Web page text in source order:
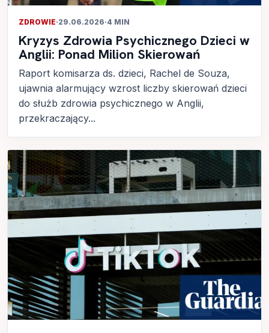
ZDROWIE·29.06.2026·4 MIN
Kryzys Zdrowia Psychicznego Dzieci w
Anglii: Ponad Milion Skierowań
Raport komisarza ds. dzieci, Rachel de Souza,
ujawnia alarmujący wzrost liczby skierowań dzieci
do służb zdrowia psychicznego w Anglii,
przekraczający...